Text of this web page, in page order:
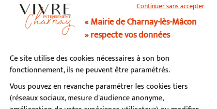
03 85 34 15 70
Lundi, mardi, mercredi, vendredi : 9h - 12h / 13h - 17h
Jeudi : fermé le matin / 13h - 17h
Samedi : 9h - 12h (permanence état-civil)
Continuer sans accepter
« Mairie de Charnay-lès-Mâcon
» respecte vos données
Ce site utilise des cookies nécessaires à son bon
fonctionnement, ils ne peuvent être paramétrés.
Vous pouvez en revanche paramétrer les cookies tiers
(réseaux sociaux, mesure d'audience anonyme,